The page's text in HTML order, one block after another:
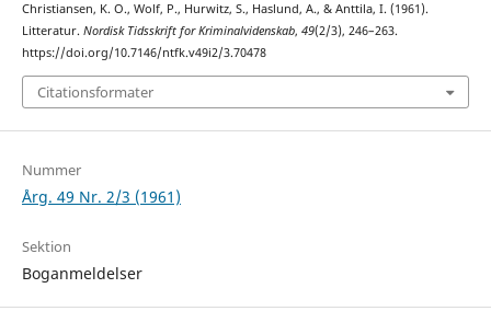
Christiansen, K. O., Wolf, P., Hurwitz, S., Haslund, A., & Anttila, I. (1961).
Litteratur. Nordisk Tidsskrift for Kriminalvidenskab, 49(2/3), 246–263.
https://doi.org/10.7146/ntfk.v49i2/3.70478
Citationsformater
Nummer
Årg. 49 Nr. 2/3 (1961)
Sektion
Boganmeldelser